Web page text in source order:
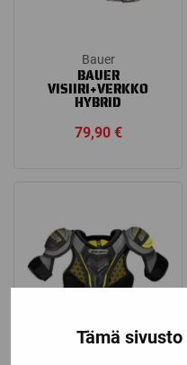
Tämä
Bauer
BAUER
VISIIRI+VERKKO
HYBRID
79,90 €